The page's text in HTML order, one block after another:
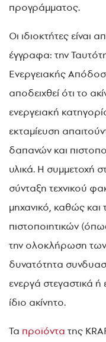
προγράμματος.
Οι ιδιοκτήτες
έγγραφα: την
Ενεργειακής
αποδειχθεί ότι το
ενεργειακή
εκταμίευση
δαπανών και
υλικά. Η συμμετοχή
σύνταξη τεχνικού
μηχανικό, καθώς
πιστοποιητικών
την ολοκλήρωση
δυνατότητα
ενεργά στεγαστικά
ίδιο ακίνητο.
Τα προϊόντα της